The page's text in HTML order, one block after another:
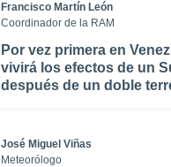
Francisco Martín León
Coordinador de la RAM
Por vez primera en
vivirá los efectos de un
después de un doble
José Miguel Viñas
Meteorólogo